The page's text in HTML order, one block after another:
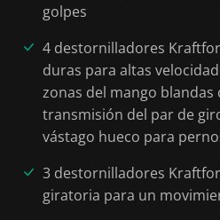
golpes
4 destornilladores
duras para altas
zonas del mango
transmisión del par de
vástago hueco para
3 destornilladores
giratoria para un